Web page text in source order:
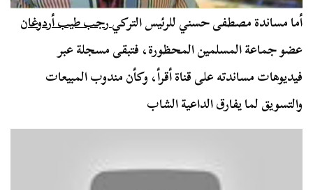
أما مساندة مصطفى حسني للرئيس التركيرجب طيب أردوغان
عضو جماعة المسلمين المحظورة، فتبقى مسجلة عبر
فيديوهات مساندته على قناة أقرأ، وكأن مندوب المبيعات
والتسويق لما يفارق الداعية الشاب